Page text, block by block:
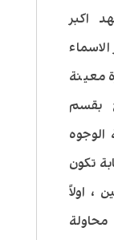
اكبر
معينة
بقسم
الوجوه
تكون
، اولاً
محاولة